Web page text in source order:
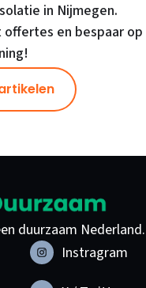
in Nijmegen.
en bespaar op
duurzaam Nederland.
Instragram